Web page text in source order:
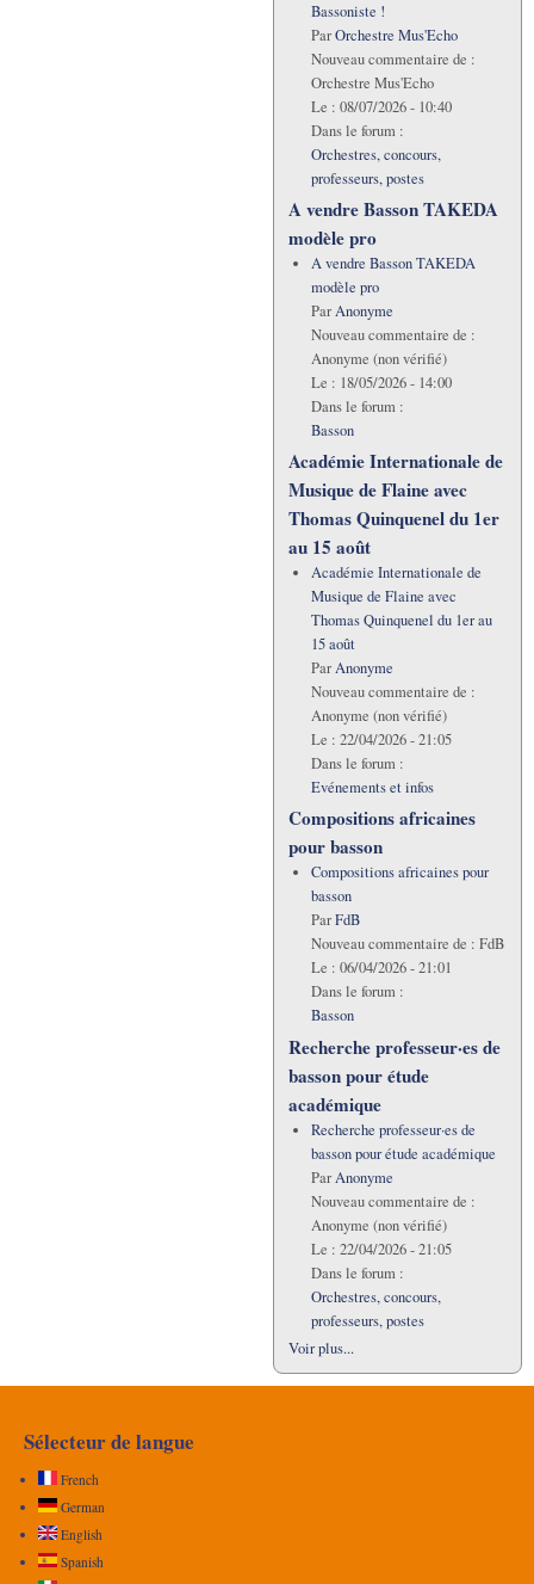
Bassoniste !
ParOrchestre Mus'Echo
Nouveau commentaire de :
Orchestre Mus'Echo
Le : 08/07/2026 - 10:40
Dans le forum :
Orchestres, concours,
professeurs, postes
A vendre Basson TAKEDA
modèle pro
A vendre Basson TAKEDA
modèle pro
ParAnonyme
Nouveau commentaire de :
Anonyme (non vérifié)
Le : 18/05/2026 - 14:00
Dans le forum :
Basson
Académie Internationale de
Musique de Flaine avec
Thomas Quinquenel du 1er
au 15 août
Académie Internationale de
Musique de Flaine avec
Thomas Quinquenel du 1er au
15 août
ParAnonyme
Nouveau commentaire de :
Anonyme (non vérifié)
Le : 22/04/2026 - 21:05
Dans le forum :
Evénements et infos
Compositions africaines
pour basson
Compositions africaines pour
basson
ParFdB
Nouveau commentaire de : FdB
Le : 06/04/2026 - 21:01
Dans le forum :
Basson
Recherche professeur·es de
basson pour étude
académique
Recherche professeur·es de
basson pour étude académique
ParAnonyme
Nouveau commentaire de :
Anonyme (non vérifié)
Le : 22/04/2026 - 21:05
Dans le forum :
Orchestres, concours,
professeurs, postes
Voir plus...
Sélecteur de langue
French
German
English
Spanish